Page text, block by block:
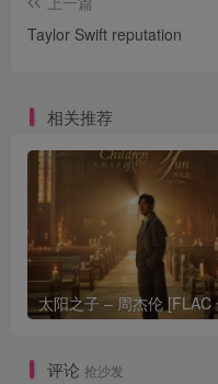
Taylor Swift reputation
相关推荐
评论 抢沙发